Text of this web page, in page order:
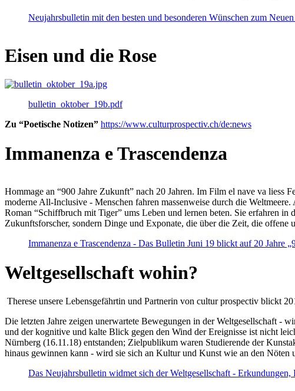
Neujahrsbulletin mit den besten und besonderen Wünschen zum Neuen
Eisen und die Rose
bulletin_oktober_19b.pdf
Zu “Poetische Notizen” https://www.culturprospectiv.ch/de:news
Immanenza e Trascendenza
Hommage an “900 Jahre Zukunft” nach 20 Jahren. Im Film el nave va liess
moderne All-Inclusive - Menschen fahren massenweise durch die
Roman “Schiffbruch mit Tiger” ums Leben und lernen beten. Sie erfahren
Zukunftsforscher, sondern Dinge und Exponate, die über die Zeit, die offene
Immanenza e Trascendenza - Das Bulletin Juni 19 blickt auf 20 Jahre
Weltgesellschaft wohin?
Therese unsere Lebensgefährtin und Partnerin von cultur prospectiv blickt
Die letzten Jahre zeigen unerwartete Bewegungen in der Weltgesellschaft -
und der kognitive und kalte Blick gegen den Wind der Ereignisse ist nicht
Nürnberg (16.11.18) entstanden; Zielpublikum waren Studierende der
hinaus gewinnen kann - wird sie sich an Kultur und Kunst wie an den Nöten
Das Neujahrsbulletin widmet sich der Weltgesellschaft - Erkundungen,